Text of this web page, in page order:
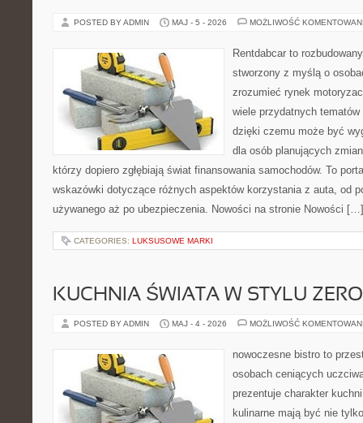
POSTED BY ADMIN MAJ - 5 - 2026 MOŻLIWOŚĆ
Rentdabcar to
stworzony z myślą o
zrozumieć rynek
wiele przydatnych
dzięki czemu może być
dla osób planujących
którzy dopiero zgłębiają świat finansowania samochodów. To
wskazówki dotyczące różnych aspektów korzystania z auta, od
używanego aż po ubezpieczenia. Nowości na stronie Nowości […]
CATEGORIES: LUKSUSOWE MARKI
KUCHNIA ŚWIATA W STYLU
POSTED BY ADMIN MAJ - 4 - 2026 MOŻLIWOŚĆ
nowoczesne bistro to
osobach ceniących
prezentuje charakter
kulinarne mają być nie